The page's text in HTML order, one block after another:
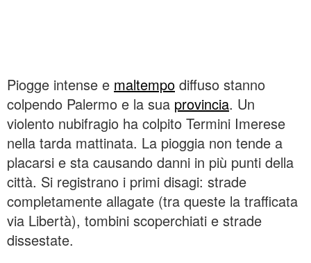
Piogge intense e maltempo diffuso stanno
colpendo Palermo e la sua provincia. Un
violento nubifragio ha colpito Termini Imerese
nella tarda mattinata. La pioggia non tende a
placarsi e sta causando danni in più punti della
città. Si registrano i primi disagi: strade
completamente allagate (tra queste la trafficata
via Libertà), tombini scoperchiati e strade
dissestate.